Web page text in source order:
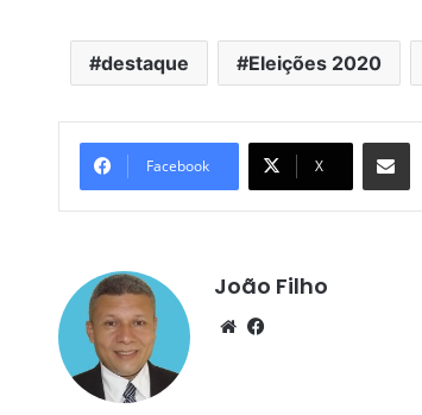
destaque Eleições 2020
Facebook X
Compartilhar por e-mail
João Filho
We